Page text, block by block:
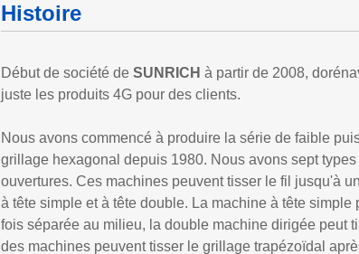
Histoire
Début de société de SUNRICH à partir de 2008,
juste les produits 4G pour des clients.
Nous avons commencé à produire la série de faible
grillage hexagonal depuis 1980. Nous avons sept
ouvertures. Ces machines peuvent tisser le fil jusqu'à
à tête simple et à tête double. La machine à tête simple
fois séparée au milieu, la double machine dirigée peut
des machines peuvent tisser le grillage trapézoïdal